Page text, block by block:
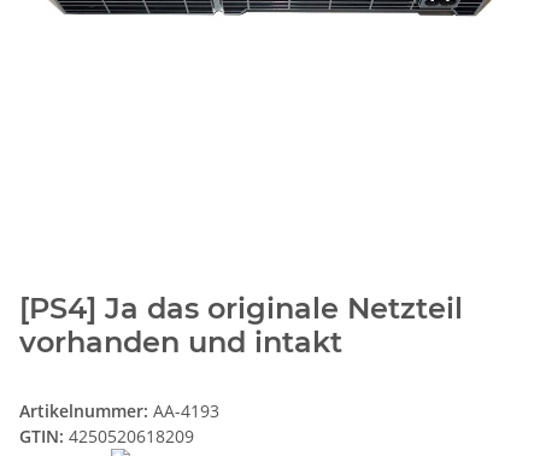
[PS4] Ja das originale Netzteil
vorhanden und intakt
Artikelnummer: AA-4193
GTIN: 4250520618209